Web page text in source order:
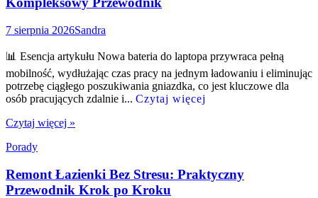
7 sierpnia 2026Sandra
📊 Esencja artykułu Nowa bateria do laptopa przywraca pełną
mobilność, wydłużając czas pracy na jednym ładowaniu i eliminując
potrzebę ciągłego poszukiwania gniazdka, co jest kluczowe dla
osób pracujących zdalnie i... Czytaj więcej
Czytaj więcej »
Porady
Remont Łazienki Bez Stresu: Praktyczny
Przewodnik Krok po Kroku